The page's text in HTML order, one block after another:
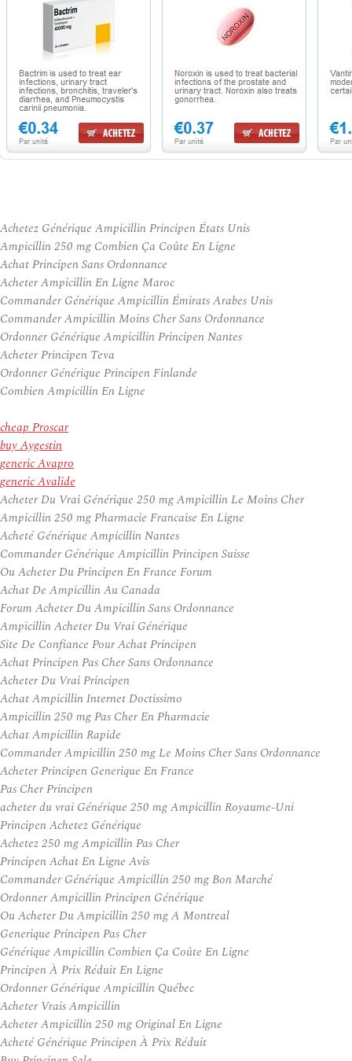
Achetez Générique Ampicillin Principen États Unis
Ampicillin 250 mg Combien Ça Coûte En Ligne
Achat Principen Sans Ordonnance
Acheter Ampicillin En Ligne Maroc
Commander Générique Ampicillin Émirats Arabes Unis
Commander Ampicillin Moins Cher Sans Ordonnance
Ordonner Générique Ampicillin Principen Nantes
Acheter Principen Teva
Ordonner Générique Principen Finlande
Combien Ampicillin En Ligne
cheap Proscar
buy Aygestin
generic Avapro
generic Avalide
Acheter Du Vrai Générique 250 mg Ampicillin Le Moins Cher
Ampicillin 250 mg Pharmacie Francaise En Ligne
Acheté Générique Ampicillin Nantes
Commander Générique Ampicillin Principen Suisse
Ou Acheter Du Principen En France Forum
Achat De Ampicillin Au Canada
Forum Acheter Du Ampicillin Sans Ordonnance
Ampicillin Acheter Du Vrai Générique
Site De Confiance Pour Achat Principen
Achat Principen Pas Cher Sans Ordonnance
Acheter Du Vrai Principen
Achat Ampicillin Internet Doctissimo
Ampicillin 250 mg Pas Cher En Pharmacie
Achat Ampicillin Rapide
Commander Ampicillin 250 mg Le Moins Cher Sans Ordonnance
Acheter Principen Generique En France
Pas Cher Principen
acheter du vrai Générique 250 mg Ampicillin Royaume-Uni
Principen Achetez Générique
Achetez 250 mg Ampicillin Pas Cher
Principen Achat En Ligne Avis
Commander Générique Ampicillin 250 mg Bon Marché
Ordonner Ampicillin Principen Générique
Ou Acheter Du Ampicillin 250 mg A Montreal
Generique Principen Pas Cher
Générique Ampicillin Combien Ça Coûte En Ligne
Principen À Prix Réduit En Ligne
Ordonner Générique Ampicillin Québec
Acheter Vrais Ampicillin
Acheter Ampicillin 250 mg Original En Ligne
Acheté Générique Principen À Prix Réduit